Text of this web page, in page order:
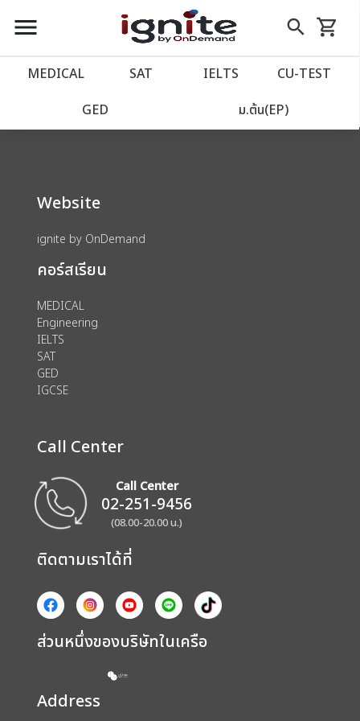
close
account_balance หน้าแรก
เว็บไซต์อิกไนท์
import_contacts วางแผนการเรียน
account_circle เข้าสู่ระบบ
assignment ลงทะเบียน
menu search
Skip
to
shopping_cart
รถเข็น
MEDICAL SAT IELTS CU‑TEST
GED ม.ต้น(EP)
We could not find anything for 80002021
Website
ignite by OnDemand
คอร์สเรียน
MEDICAL
Engineering
IELTS
SAT
GED
IGCSE
Call Center
Call Center
02-251-9456
(08.00-20.00 น.)
ติดตามเราได้ที่
ส่วนหนึ่งของบริษัทในเครือ
Address